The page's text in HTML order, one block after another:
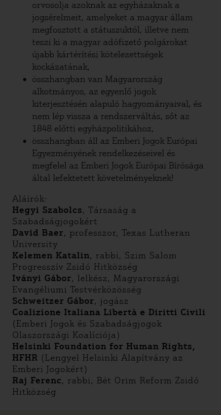
orvosolja azoknak az egyházaknak a
jogsérelmeit, amelyeket a magyar állam
megfosztott a státuszuktól, illetve nem
teszi ki a magyar adófizető polgárokat
újabb kártérítési kötelezettségek
kockázatának,
összhangban van Magyarország
alkotmányos, az egyenlő jogok
kiterjesztésén alapuló hagyományaival, és
nem lép vissza a rendszerváltás, sőt az
1848 előtti egyházpolitikához,
összhangban áll az Emberi Jogok Európai
Egyezményének rendelkezéseivel és
megfelel az Emberi Jogok Európai Bírósága
által lefektetett követelményeknek!
Aláírók:
Hegyi Szabolcs, Társaság a
Szabadságjogokért
David Baer, professzor, Texas Lutheran
University
Kelemen Katalin, rabbi, Szim Salom
Progresszív Zsidó Hitközség
Iványi Gábor, lelkész, Magyarországi
Evangéliumi Testvérközösség
Schweitzer Gábor, jogász
Coalizione Italiana Libertà e Diritti Civili
(Emberi Jogok és Szabadságjogok
Olaszországi Koalíciója)
Helsinki Foundation for Human Rights,
HFHR (Lengyel Helsinki Alapítvány az
Emberi Jogokért)
Raj Ferenc, rabbi, Bét Orim Reform Zsidó
Hitközség